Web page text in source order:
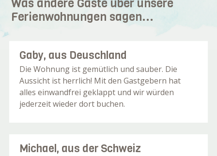
Was andere Gäste über unsere
Ferienwohnungen sagen...
Gaby, aus Deuschland
Die Wohnung ist gemütlich und sauber. Die
Aussicht ist herrlich! Mit den Gastgebern hat
alles einwandfrei geklappt und wir würden
jederzeit wieder dort buchen.
Michael, aus der Schweiz